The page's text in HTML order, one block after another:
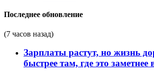
Последнее обновление
(7 часов назад)
Зарплаты растут, но жизнь
быстрее там, где это заметнее